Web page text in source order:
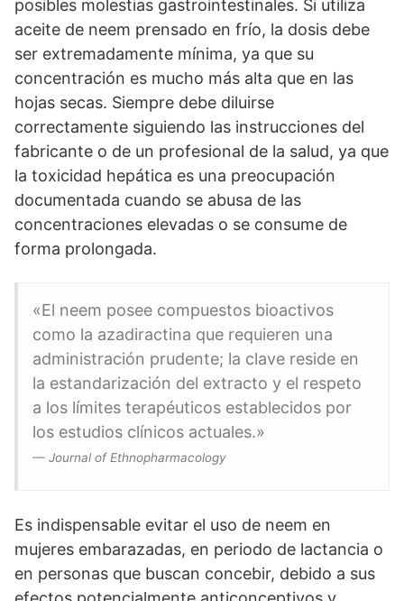
posibles molestias gastrointestinales. Si utiliza
aceite de neem prensado en frío, la dosis debe
ser extremadamente mínima, ya que su
concentración es mucho más alta que en las
hojas secas. Siempre debe diluirse
correctamente siguiendo las instrucciones del
fabricante o de un profesional de la salud, ya que
la toxicidad hepática es una preocupación
documentada cuando se abusa de las
concentraciones elevadas o se consume de
forma prolongada.
«El neem posee compuestos bioactivos
como la azadiractina que requieren una
administración prudente; la clave reside en
la estandarización del extracto y el respeto
a los límites terapéuticos establecidos por
los estudios clínicos actuales.»
— Journal of Ethnopharmacology
Es indispensable evitar el uso de neem en
mujeres embarazadas, en periodo de lactancia o
en personas que buscan concebir, debido a sus